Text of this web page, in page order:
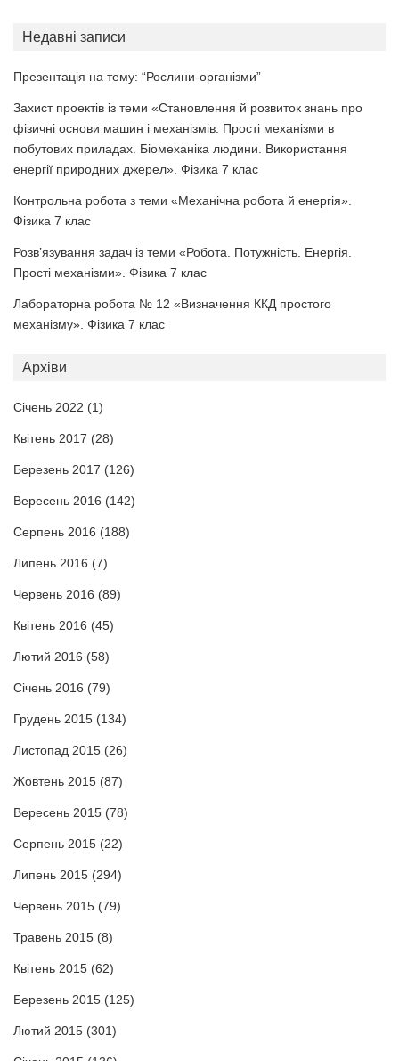
Недавні записи
Презентація на тему: “Рослини-організми”
Захист проектів із теми «Становлення й розвиток знань про
фізичні основи машин і механізмів. Прості механізми в
побутових приладах. Біомеханіка людини. Використання
енергії природних джерел». Фізика 7 клас
Контрольна робота з теми «Механічна робота й енергія».
Фізика 7 клас
Розв’язування задач із теми «Робота. Потужність. Енергія.
Прості механізми». Фізика 7 клас
Лабораторна робота № 12 «Визначення ККД простого
механізму». Фізика 7 клас
Архіви
Січень 2022 (1)
Квітень 2017 (28)
Березень 2017 (126)
Вересень 2016 (142)
Серпень 2016 (188)
Липень 2016 (7)
Червень 2016 (89)
Квітень 2016 (45)
Лютий 2016 (58)
Січень 2016 (79)
Грудень 2015 (134)
Листопад 2015 (26)
Жовтень 2015 (87)
Вересень 2015 (78)
Серпень 2015 (22)
Липень 2015 (294)
Червень 2015 (79)
Травень 2015 (8)
Квітень 2015 (62)
Березень 2015 (125)
Лютий 2015 (301)